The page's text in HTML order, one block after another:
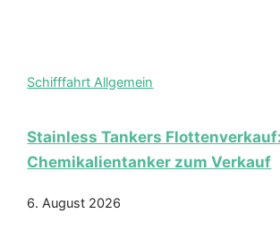
Schifffahrt Allgemein
Stainless Tankers
Chemikalientanker zum Verkauf
6. August 2026